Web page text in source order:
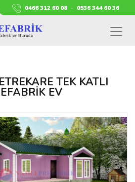
0466 312 60 08 - 0536 344 60 36
TEK KATLI
EV